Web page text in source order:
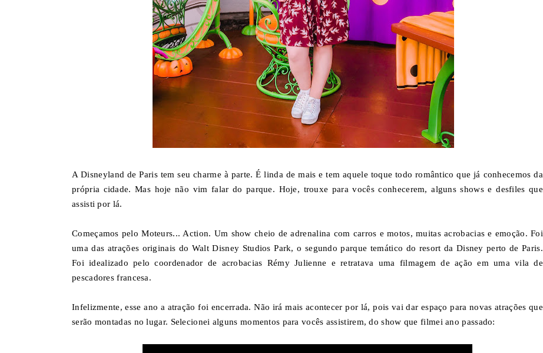
A Disneyland de Paris tem seu charme à parte. É linda de mais e tem aquele toque todo romântico que já conhecemos da
própria cidade. Mas hoje não vim falar do parque. Hoje, trouxe para vocês conhecerem, alguns shows e desfiles que
assisti por lá.
Começamos pelo Moteurs... Action. Um show cheio de adrenalina com carros e motos, muitas acrobacias e emoção. Foi
uma das atrações originais do Walt Disney Studios Park, o segundo parque temático do resort da Disney perto de Paris.
Foi idealizado pelo coordenador de acrobacias Rémy Julienne e retratava uma filmagem de ação em uma vila de
pescadores francesa.
Infelizmente, esse ano a atração foi encerrada. Não irá mais acontecer por lá, pois vai dar espaço para novas atrações que
serão montadas no lugar. Selecionei alguns momentos para vocês assistirem, do show que filmei ano passado: